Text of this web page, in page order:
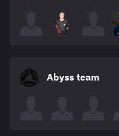
Abyss team